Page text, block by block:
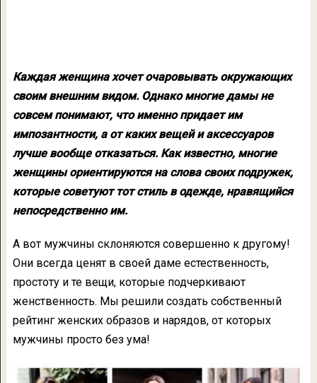
Каждая женщина хочет очаровывать окружающих
своим внешним видом. Однако многие дамы не
совсем понимают, что именно придает им
импозантности, а от каких вещей и аксессуаров
лучше вообще отказаться. Как известно, многие
женщины ориентируются на слова своих подружек,
которые советуют тот стиль в одежде, нравящийся
непосредственно им.
А вот мужчины склоняются совершенно к другому!
Они всегда ценят в своей даме естественность,
простоту и те вещи, которые подчеркивают
женственность. Мы решили создать собственный
рейтинг женских образов и нарядов, от которых
мужчины просто без ума!